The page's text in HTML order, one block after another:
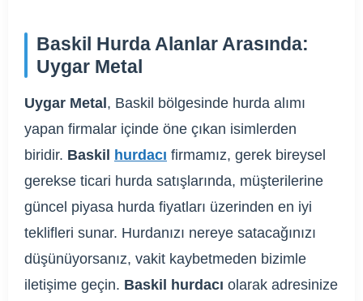
Baskil Hurda Alanlar Arasında:
Uygar Metal
Uygar Metal , Baskil bölgesinde hurda alımı
yapan firmalar içinde öne çıkan isimlerden
biridir. Baskil hurdacı firmamız, gerek bireysel
gerekse ticari hurda satışlarında, müşterilerine
güncel piyasa hurda fiyatları üzerinden en iyi
teklifleri sunar. Hurdanızı nereye satacağınızı
düşünüyorsanız, vakit kaybetmeden bizimle
iletişime geçin. Baskil hurdacı olarak adresinize